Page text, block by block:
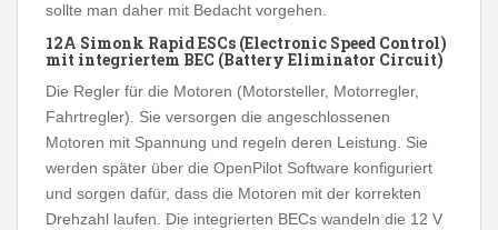
sollte man daher mit Bedacht vorgehen.
12A Simonk Rapid ESCs (Electronic Speed Control)
mit integriertem BEC (Battery Eliminator Circuit)
Die Regler für die Motoren (Motorsteller, Motorregler,
Fahrtregler). Sie versorgen die angeschlossenen
Motoren mit Spannung und regeln deren Leistung. Sie
werden später über die OpenPilot Software konfiguriert
und sorgen dafür, dass die Motoren mit der korrekten
Drehzahl laufen. Die integrierten BECs wandeln die 12 V